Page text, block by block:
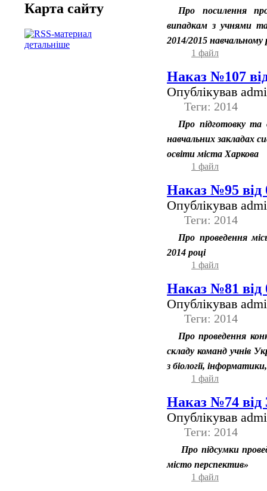
Карта сайту
детальніше
Про посилення
випадкам з учнями
2014/2015 навчальному
1 файл
Наказ №107
Опублікував
Теги: 2014
Про підготовку та
навчальних закладах
освіти міста Харкова
1 файл
Наказ №95 від
Опублікував
Теги: 2014
Про проведення
2014 році
1 файл
Наказ №81 від
Опублікував
Теги: 2014
Про проведення
складу команд учнів
з біології,
1 файл
Наказ №74 від
Опублікував
Теги: 2014
Про підсумки
місто перспектив»
1 файл